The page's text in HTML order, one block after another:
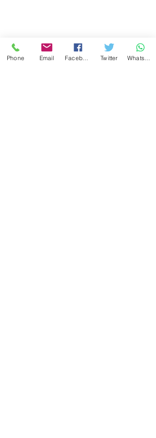
Phone Email Twitter